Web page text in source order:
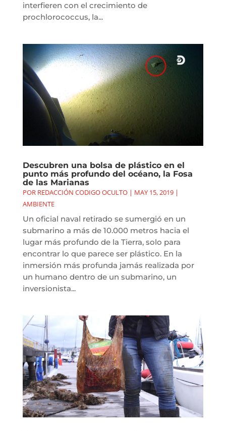
interfieren con el crecimiento de
prochlorococcus, la...
Descubren una bolsa de plástico en el
punto más profundo del océano, la Fosa
de las Marianas
POR REDACCIÓN CODIGO OCULTO| MAY 15, 2019|
AMBIENTE
Un oficial naval retirado se sumergió en un
submarino a más de 10.000 metros hacia el
lugar más profundo de la Tierra, solo para
encontrar lo que parece ser plástico. En la
inmersión más profunda jamás realizada por
un humano dentro de un submarino, un
inversionista...